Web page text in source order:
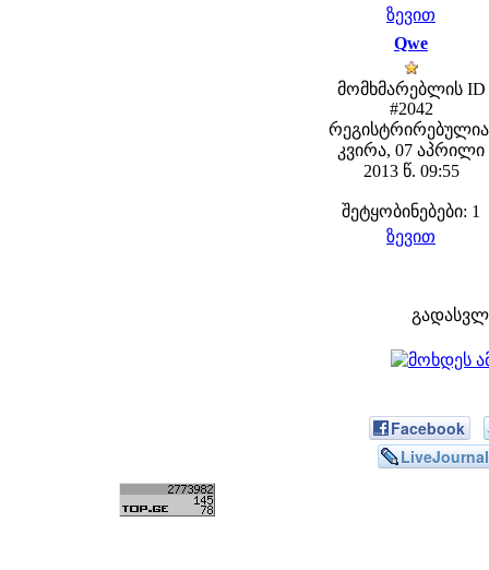
ზევით
Qwe
მომხმარებლის ID
#2042
კვირა, 07 აპრილი
2013 წ. 09:55
შეტყობინებები: 1
ზევით
Facebook
LiveJournal